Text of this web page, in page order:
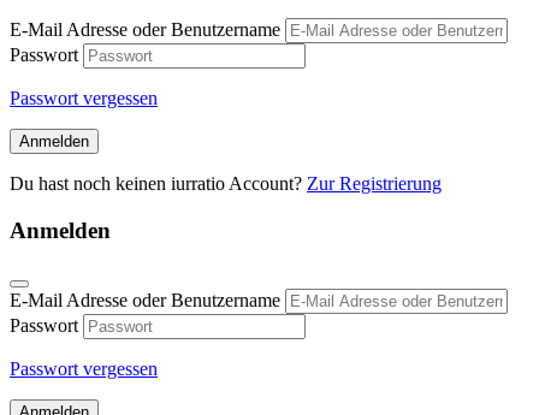
E-Mail Adresse oder Benutzername
Passwort
Passwort vergessen
Anmelden
Du hast noch keinen iurratio Account? Zur Registrierung
Anmelden
E-Mail Adresse oder Benutzername
Passwort
Passwort vergessen